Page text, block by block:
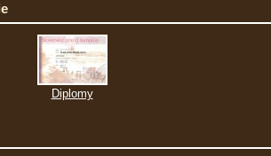
Diplomy